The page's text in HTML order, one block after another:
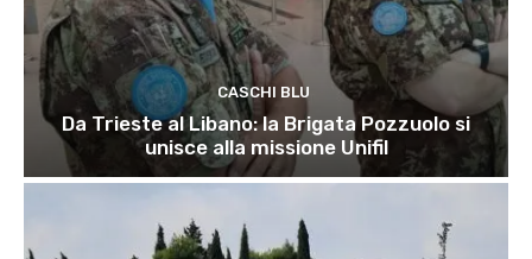
CASCHI BLU
Da Trieste al Libano: la Brigata Pozzuolo si
unisce alla missione Unifil